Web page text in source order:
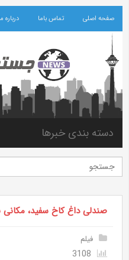
صفحه اصلی تماس باما درباره ما
دسته بندی خبرها
صندلی داغ کاخ سفید، مکانی
فیلم